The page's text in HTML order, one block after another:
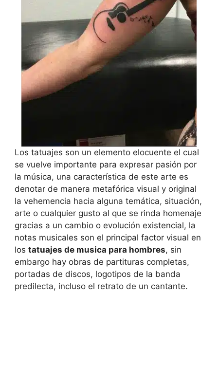
Los tatuajes son un elemento elocuente el cual
se vuelve importante para expresar pasión por
la música, una característica de este arte es
denotar de manera metafórica visual y original
la vehemencia hacia alguna temática, situación,
arte o cualquier gusto al que se rinda homenaje
gracias a un cambio o evolución existencial, la
notas musicales son el principal factor visual en
los tatuajes de musica para hombres, sin
embargo hay obras de partituras completas,
portadas de discos, logotipos de la banda
predilecta, incluso el retrato de un cantante.